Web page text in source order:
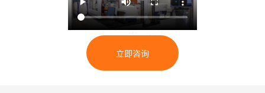
立即咨询